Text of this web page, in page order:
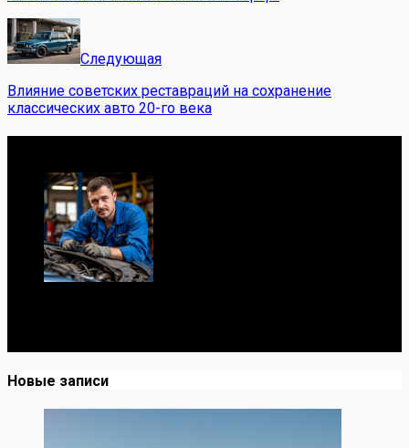
Следующая
Влияние советских реставраций на сохранение
классических авто 20-го века
Новые записи